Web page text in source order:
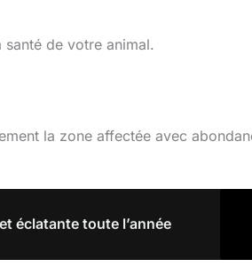
de votre animal.
la zone affectée avec
éclatante toute l’année